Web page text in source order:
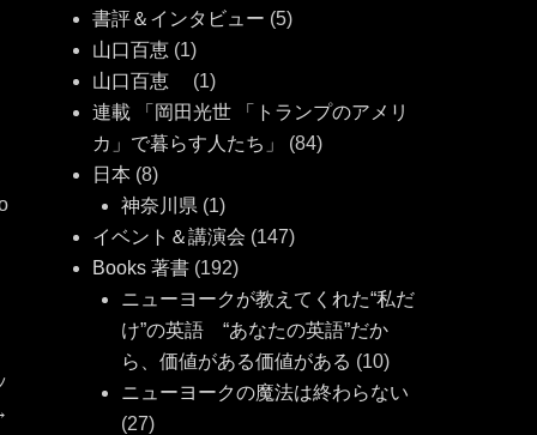
書評＆インタビュー (5)
山口百恵 (1)
山口百恵
(1)
連載 「岡田光世 「トランプのアメリ
カ」で暮らす人たち」
(84)
日本 (8)
神奈川県 (1)
イベント＆講演会 (147)
Books 著書 (192)
ニューヨークが教えてくれた“私だ
け”の英語 “あなたの英語”だか
ら、価値がある価値がある (10)
ニューヨークの魔法は終わらない
(27)